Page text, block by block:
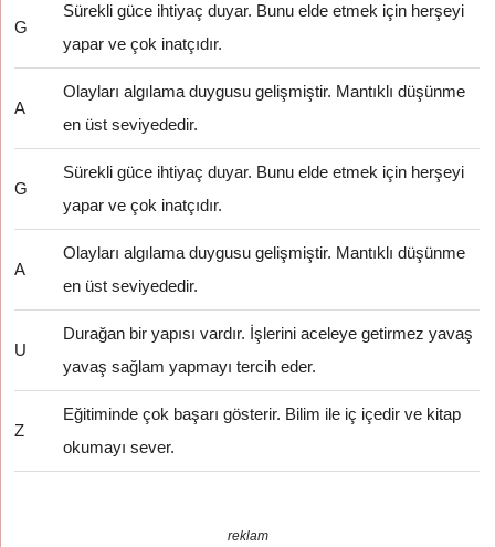
G
Sürekli güce ihtiyaç duyar. Bunu elde etmek için herşeyi
yapar ve çok inatçıdır.
A
Olayları algılama duygusu gelişmiştir. Mantıklı düşünme
en üst seviyededir.
G
Sürekli güce ihtiyaç duyar. Bunu elde etmek için herşeyi
yapar ve çok inatçıdır.
A
Olayları algılama duygusu gelişmiştir. Mantıklı düşünme
en üst seviyededir.
U
Durağan bir yapısı vardır. İşlerini aceleye getirmez yavaş
yavaş sağlam yapmayı tercih eder.
Z
Eğitiminde çok başarı gösterir. Bilim ile iç içedir ve kitap
okumayı sever.
reklam